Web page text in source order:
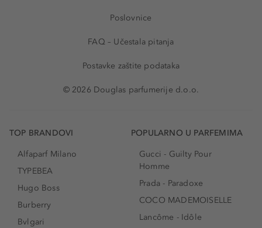
Poslovnice
FAQ – Učestala pitanja
Postavke zaštite podataka
© 2026 Douglas parfumerije d.o.o.
TOP BRANDOVI
Alfaparf Milano
TYPEBEA
Hugo Boss
Burberry
Bvlgari
POPULARNO U PARFEMIMA
Gucci - Guilty Pour
Homme
Prada - Paradoxe
COCO MADEMOISELLE
Lancôme - Idôle